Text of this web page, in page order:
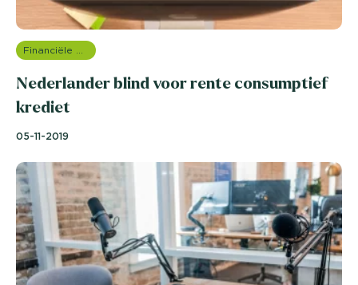
Nederlander blind voor rente consumptief
krediet
05-11-2019